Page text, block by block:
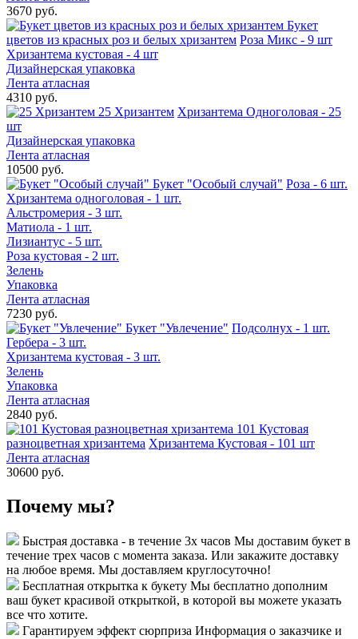
3670 руб.
Букет
цветов из красных роз и белых хризантем Роза Микс - 9 шт
Хризантема кустовая - 4 шт
Дизайнерская упаковка
Лента атласная
4310 руб.
25 Хризантем Хризантема Одноголовая - 25
шт
Дизайнерская упаковка
Лента атласная
10500 руб.
Букет "Особый случай" Роза - 6 шт.
Хризантема одноголовая - 1 шт.
Альстромерия - 3 шт.
Матиола - 1 шт.
Лизиантус - 5 шт.
Роза кустовая - 2 шт.
Зелень
Упаковка
Лента атласная
7230 руб.
Букет "Увлечение" Подсолнух - 1 шт.
Гербера - 3 шт.
Хризантема кустовая - 3 шт.
Зелень
Упаковка
Лента атласная
2840 руб.
101 Кустовая
разноцветная хризантема Хризантема Кустовая - 101 шт
Лента атласная
30600 руб.
Почему мы?
Быстрая доставка - в течение 3х часов Мы доставим букет в
течение трех часов с момента заказа. Или закажите доставку
на любое время. Мы доставляем круглосуточно!
Бесплатная открытка к букету Мы бесплатно дополним
ваш букет красивой открыткой, в которой вы можете указать
все что хотите.
Гарантируем эффект сюрприза Информация о заказчике и